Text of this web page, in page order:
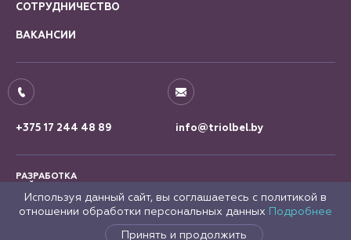
СОТРУДНИЧЕСТВО
ВАКАНСИИ
+375 17 244 48 89 info@triolbel.by
РАЗРАБОТКА
Используя данный сайт, вы соглашаетесь с политикой в
отношении обработки персональных данных Подробнее
Принять и продолжить